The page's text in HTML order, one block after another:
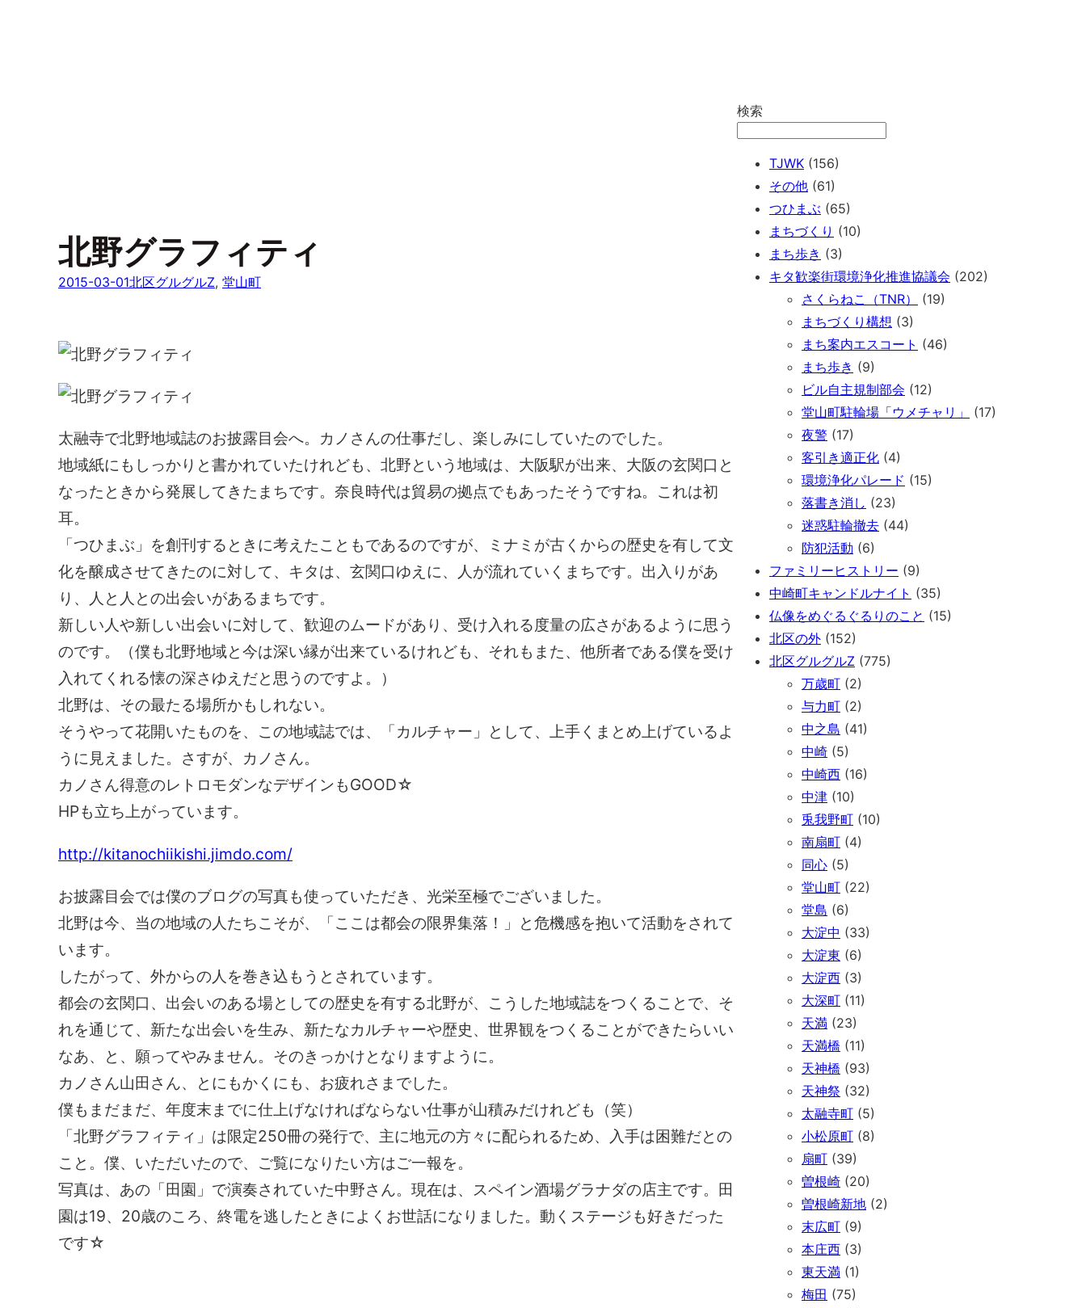
北野グラフィティ
2015-03-01北区グルグルZ, 堂山町
太融寺で北野地域誌のお披露目会へ。カノさんの仕事だし、楽しみにしていたのでした。
地域紙にもしっかりと書かれていたけれども、北野という地域は、大阪駅が出来、大阪の玄関口と
なったときから発展してきたまちです。奈良時代は貿易の拠点でもあったそうですね。これは初
耳。
「つひまぶ」を創刊するときに考えたこともであるのですが、ミナミが古くからの歴史を有して文
化を醸成させてきたのに対して、キタは、玄関口ゆえに、人が流れていくまちです。出入りがあ
り、人と人との出会いがあるまちです。
新しい人や新しい出会いに対して、歓迎のムードがあり、受け入れる度量の広さがあるように思う
のです。（僕も北野地域と今は深い縁が出来ているけれども、それもまた、他所者である僕を受け
入れてくれる懐の深さゆえだと思うのですよ。）
北野は、その最たる場所かもしれない。
そうやって花開いたものを、この地域誌では、「カルチャー」として、上手くまとめ上げているよ
うに見えました。さすが、カノさん。
カノさん得意のレトロモダンなデザインもGOOD☆
HPも立ち上がっています。
http://kitanochiikishi.jimdo.com/
お披露目会では僕のブログの写真も使っていただき、光栄至極でございました。
北野は今、当の地域の人たちこそが、「ここは都会の限界集落！」と危機感を抱いて活動をされて
います。
したがって、外からの人を巻き込もうとされています。
都会の玄関口、出会いのある場としての歴史を有する北野が、こうした地域誌をつくることで、そ
れを通じて、新たな出会いを生み、新たなカルチャーや歴史、世界観をつくることができたらいい
なあ、と、願ってやみません。そのきっかけとなりますように。
カノさん山田さん、とにもかくにも、お疲れさまでした。
僕もまだまだ、年度末までに仕上げなければならない仕事が山積みだけれども（笑）
「北野グラフィティ」は限定250冊の発行で、主に地元の方々に配られるため、入手は困難だとの
こと。僕、いただいたので、ご覧になりたい方はご一報を。
写真は、あの「田園」で演奏されていた中野さん。現在は、スペイン酒場グラナダの店主です。田
園は19、20歳のころ、終電を逃したときによくお世話になりました。動くステージも好きだった
です☆
検索
TJWK (156)
その他 (61)
つひまぶ (65)
まちづくり (10)
まち歩き (3)
キタ歓楽街環境浄化推進協議会 (202)
さくらねこ（TNR）
(19)
まちづくり構想 (3)
まち案内エスコート (46)
まち歩き (9)
ビル自主規制部会 (12)
堂山町駐輪場「ウメチャリ」
(17)
夜警 (17)
客引き適正化 (4)
環境浄化パレード (15)
落書き消し (23)
迷惑駐輪撤去 (44)
防犯活動 (6)
ファミリーヒストリー (9)
中崎町キャンドルナイト (35)
仏像をめぐるぐるりのこと (15)
北区の外 (152)
北区グルグルZ (775)
万歳町 (2)
与力町 (2)
中之島 (41)
中崎 (5)
中崎西 (16)
中津 (10)
兎我野町 (10)
南扇町 (4)
同心 (5)
堂山町 (22)
堂島 (6)
大淀中 (33)
大淀東 (6)
大淀西 (3)
大深町 (11)
天満 (23)
天満橋 (11)
天神橋 (93)
天神祭 (32)
太融寺町 (5)
小松原町 (8)
扇町 (39)
曽根崎 (20)
曽根崎新地 (2)
末広町 (9)
本庄西 (3)
東天満 (1)
梅田 (75)